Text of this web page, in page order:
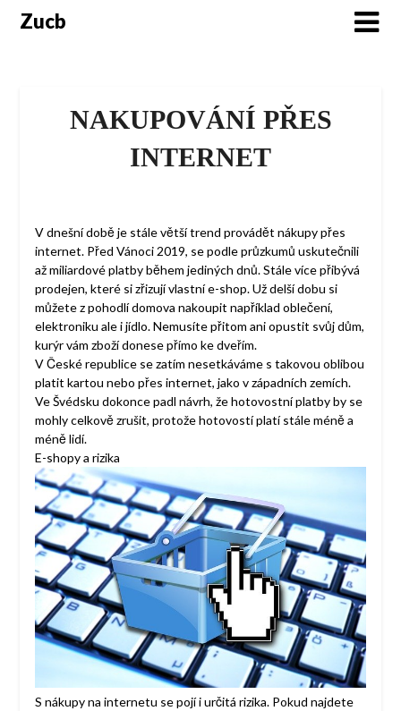
SkipZucb
NAKUPOVÁNÍ PŘES
INTERNET
V dnešní době je stále větší trend provádět nákupy přes
internet. Před Vánoci 2019, se podle průzkumů uskutečnili
až miliardové platby během jediných dnů. Stále více přibývá
prodejen, které si zřizují vlastní e-shop. Už delší dobu si
můžete z pohodlí domova nakoupit například oblečení,
elektroniku ale i jídlo. Nemusíte přitom ani opustit svůj dům,
kurýr vám zboží donese přímo ke dveřím.
V České republice se zatím nesetkáváme s takovou oblibou
platit kartou nebo přes internet, jako v západních zemích.
Ve Švédsku dokonce padl návrh, že hotovostní platby by se
mohly celkově zrušit, protože hotovostí platí stále méně a
méně lidí.
E-shopy a rizika
S nákupy na internetu se pojí i určitá rizika. Pokud najdete